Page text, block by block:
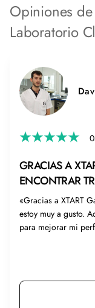
Opiniones
Laboratorio
GRACIAS A
ENCONTRAR
«Gracias a XTART
estoy muy a gusto.
para mejorar mi